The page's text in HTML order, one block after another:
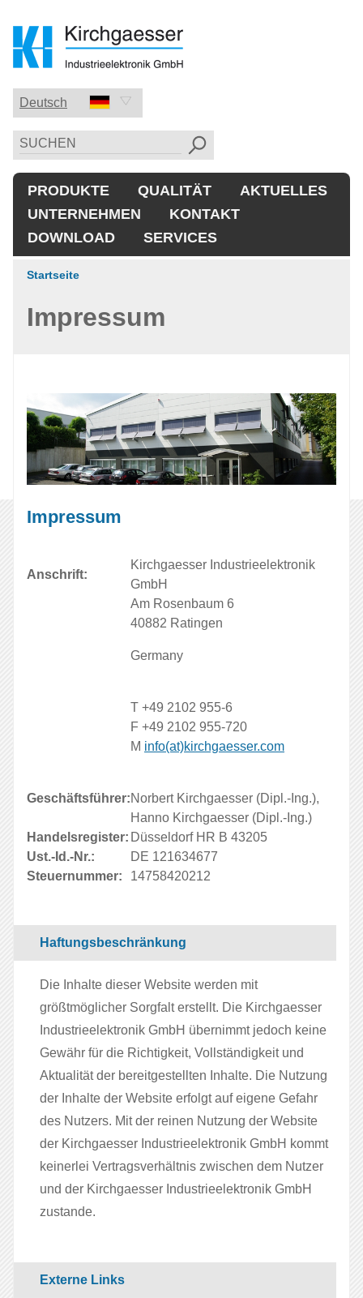
Deutsch
Deutsch
English
中国的
PRODUKTE QUALITÄT
AKTUELLES
UNTERNEHMEN
KONTAKT
DOWNLOAD
SERVICES
Startseite
Impressum
Impressum
Anschrift:
Kirchgaesser Industrieelektronik
GmbH
Am Rosenbaum 6
40882 Ratingen
Germany
T +49 2102 955-6
F +49 2102 955-720
M info(at)kirchgaesser.com
Geschäftsführer:Norbert Kirchgaesser (Dipl.-Ing.),
Hanno Kirchgaesser (Dipl.-Ing.)
Handelsregister: Düsseldorf HR B 43205
Ust.-Id.-Nr.:
DE 121634677
Steuernummer:
14758420212
Haftungsbeschränkung
Die Inhalte dieser Website werden mit
größtmöglicher Sorgfalt erstellt. Die Kirchgaesser
Industrieelektronik GmbH übernimmt jedoch keine
Gewähr für die Richtigkeit, Vollständigkeit und
Aktualität der bereitgestellten Inhalte. Die Nutzung
der Inhalte der Website erfolgt auf eigene Gefahr
des Nutzers. Mit der reinen Nutzung der Website
der Kirchgaesser Industrieelektronik GmbH kommt
keinerlei Vertragsverhältnis zwischen dem Nutzer
und der Kirchgaesser Industrieelektronik GmbH
zustande.
Externe Links